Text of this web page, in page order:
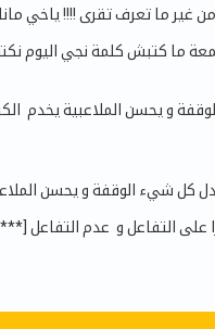
شيء الوقفة و يحسن